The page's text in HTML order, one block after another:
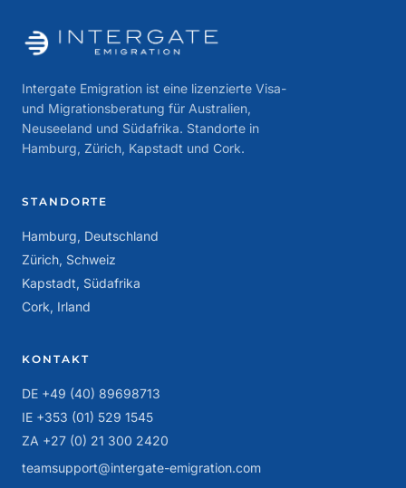
Intergate Emigration ist eine lizenzierte Visa-
und Migrationsberatung für Australien,
Neuseeland und Südafrika. Standorte in
Hamburg, Zürich, Kapstadt und Cork.
STANDORTE
Hamburg, Deutschland
Zürich, Schweiz
Kapstadt, Südafrika
Cork, Irland
KONTAKT
DE +49 (40) 89698713
IE +353 (01) 529 1545
ZA +27 (0) 21 300 2420
teamsupport@intergate-emigration.com